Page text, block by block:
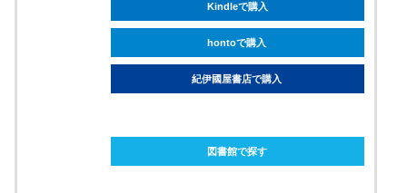
Kindleで購入
hontoで購入
紀伊國屋書店で購入
図書館で探す